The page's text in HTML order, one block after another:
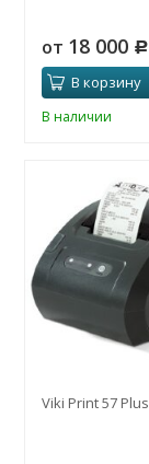
от 18 000 Р
В корзину
В наличии
Viki Print 57 Plus